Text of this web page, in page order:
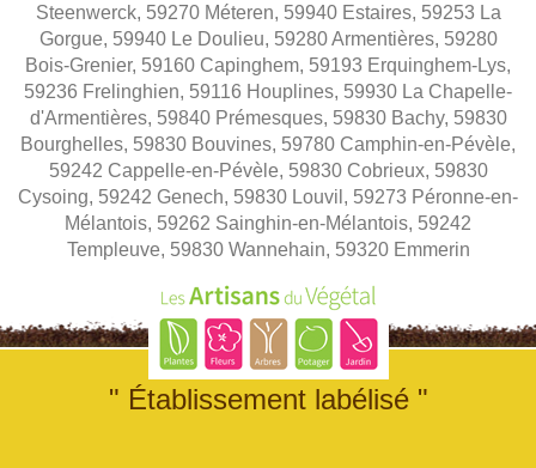
Steenwerck, 59270 Méteren, 59940 Estaires, 59253 La
Gorgue, 59940 Le Doulieu, 59280 Armentières, 59280
Bois-Grenier, 59160 Capinghem, 59193 Erquinghem-Lys,
59236 Frelinghien, 59116 Houplines, 59930 La Chapelle-
d'Armentières, 59840 Prémesques, 59830 Bachy, 59830
Bourghelles, 59830 Bouvines, 59780 Camphin-en-Pévèle,
59242 Cappelle-en-Pévèle, 59830 Cobrieux, 59830
Cysoing, 59242 Genech, 59830 Louvil, 59273 Péronne-en-
Mélantois, 59262 Sainghin-en-Mélantois, 59242
Templeuve, 59830 Wannehain, 59320 Emmerin
" Établissement labélisé "